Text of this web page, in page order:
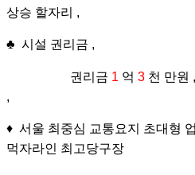
상승 할자리 ,
♣ 시설 권리금 ,
권리금 1 억 3 천 만원
,
♦ 서울 최중심 교통요지 초대형
먹자라인 최고당구장